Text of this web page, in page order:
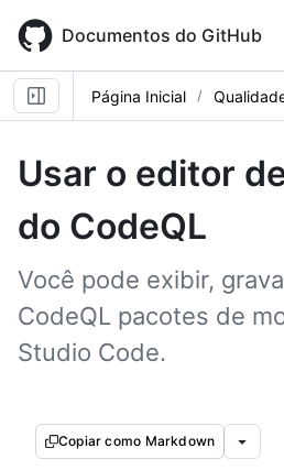
main
content
Documentos do GitHub
Página Inicial
Usar o editor
do CodeQL
Você pode exibir,
CodeQL pacotes de
Studio Code.
Copiar como Markdown